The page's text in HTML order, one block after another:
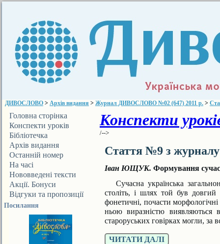
ДИВОСЛОВО > Архів видання > Журнал ДИВОСЛОВО №02 (647) 2011 р. >
Головна сторінка
Конспекти уроків
Бібліотечка
ДИВОСЛОВА
Архів видання
Останній номер
На часі
Нововведені тексти
Акції. Бонуси
Відгуки та пропозиції
Посилання
Конспекти
/-->
Стаття №9 з
Іван ЮЩУК. Формування
Сучасна українська
століть, і шлях той був
фонетичні, почасти
ньою виразністю виявляються
старорусь­ких говірках могли,
ЧИТАТИ ДАЛІ